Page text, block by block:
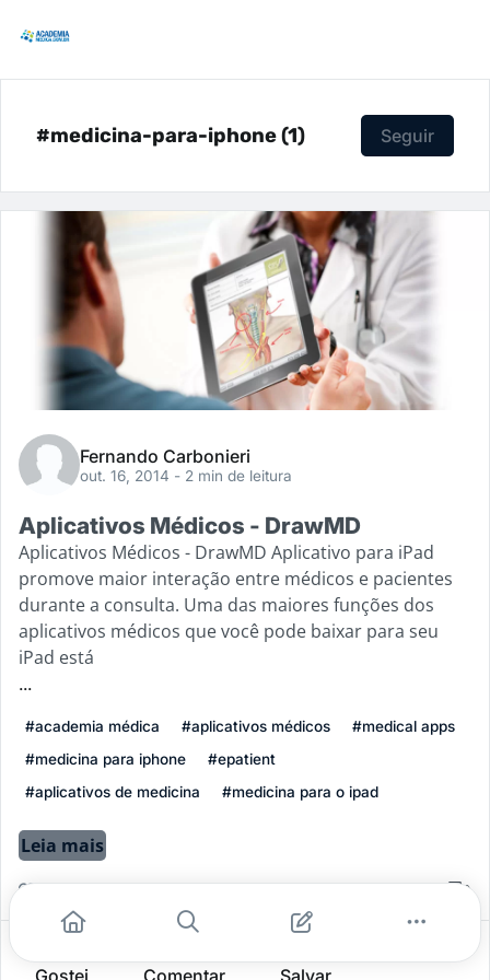
#medicina-para-iphone (1) Seguir
Fernando Carbonieri
out. 16, 2014 - 2 min de leitura
Aplicativos Médicos - DrawMD
Aplicativos Médicos - DrawMD Aplicativo para iPad
promove maior interação entre médicos e pacientes
durante a consulta. Uma das maiores funções dos
aplicativos médicos que você pode baixar para seu
iPad está
...
#academia médica #aplicativos médicos
#medical apps
#medicina para iphone
#epatient
#aplicativos de medicina
#medicina para o ipad
Leia mais
0